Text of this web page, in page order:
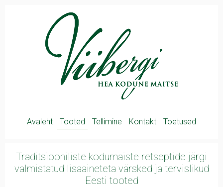
Avaleht Tooted Tellimine Kontakt Toetused
Traditsiooniliste kodumaiste retseptide järgi
valmistatud lisaaineteta värsked ja tervislikud
Eesti tooted